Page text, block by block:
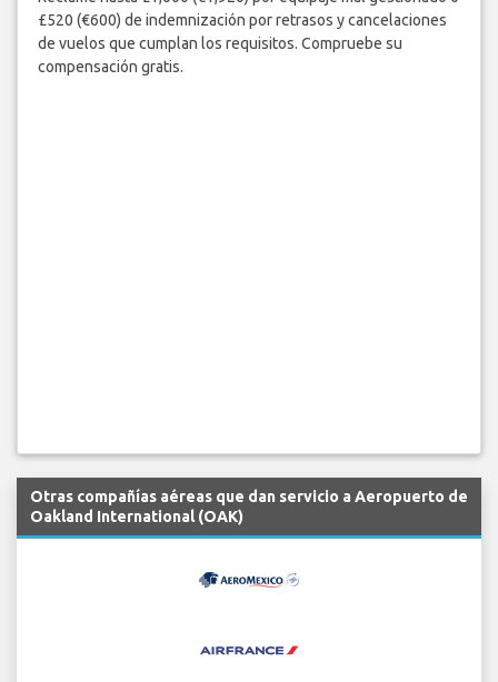
£520 (€600) de indemnización por retrasos y cancelaciones
de vuelos que cumplan los requisitos. Compruebe su
compensación gratis.
Otras compañías aéreas que dan servicio a Aeropuerto de
Oakland International (OAK)